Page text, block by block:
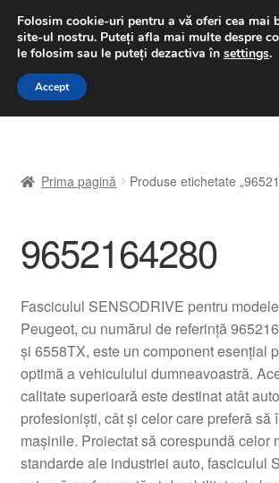
LIVRARE de la 33 lei
luni-vineri 9 a.m. - 4 p.m.031
Sari
Sari
A lua legatura
Contul meu
Despre noi
Finalizare comandă
Livrare
Prima pagină Produse etichetate
9652164280
Fasciculul SENSODRIVE pentru
Peugeot, cu numărul de referință
și 6558TX, este un component esențial
optimă a vehiculului dumneavoastră.
calitate superioară este destinat atât
profesioniști, cât și celor care preferă să
mașinile. Proiectat să corespundă celor
standarde ale industriei auto, fasciculul
Folosim cookie-uri pentru a vă oferi cea mai
site-ul nostru. Puteți afla mai multe despre
le folosim sau le puteți dezactiva în settings.
Accept